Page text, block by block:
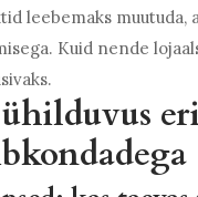
leebemaks muutuda,
Kuid nende